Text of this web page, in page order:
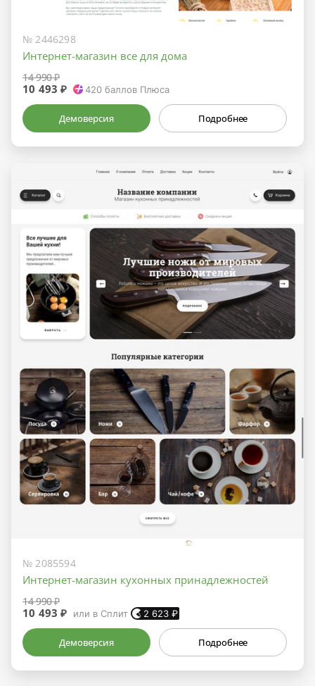
№ 2446298
Интернет-магазин все для дома
14 990 ₽
10 493 ₽ 420баллов Плюса
Демоверсия Подробнее
№ 2085594
Интернет-магазин кухонных принадлежностей
14 990 ₽
10 493 ₽ или в Сплит 2 623₽
Демоверсия Подробнее